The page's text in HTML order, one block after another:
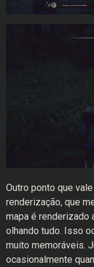
Outro ponto que
renderização, que
mapa é renderizado
olhando tudo. Isso
muito memoráveis.
ocasionalmente